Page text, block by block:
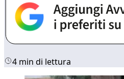
4 min di lettura